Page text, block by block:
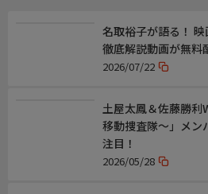
名取裕子が語る！
徹底解説動画が無料
2026/07/22
土屋太鳳＆佐藤勝利
移動捜査隊〜」メン
注目！
2026/05/28